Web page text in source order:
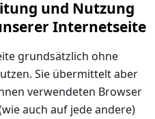
und Nutzung
Internetseite
grundsätzlich ohne
Sie übermittelt aber
verwendeten Browser
auch auf jede andere)